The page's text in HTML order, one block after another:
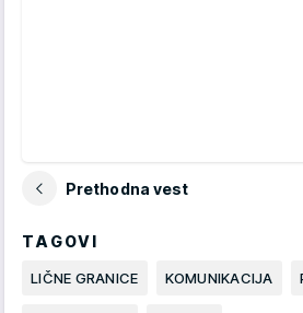
Prethodna vest
TAGOVI
LIČNE GRANICE KOMUNIKACIJA